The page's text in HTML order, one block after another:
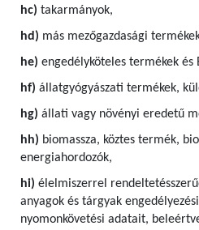
hc) takarmányok,
hd) más mezőgazdasági
he) engedélyköteles termékek és
hf) állatgyógyászati termékek,
hg) állati vagy növényi eredetű
hh) biomassza, köztes termék,
energiahordozók,
hi) élelmiszerrel
anyagok és tárgyak
nyomonkövetési adatait,